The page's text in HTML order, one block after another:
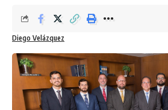
Diego Velázquez